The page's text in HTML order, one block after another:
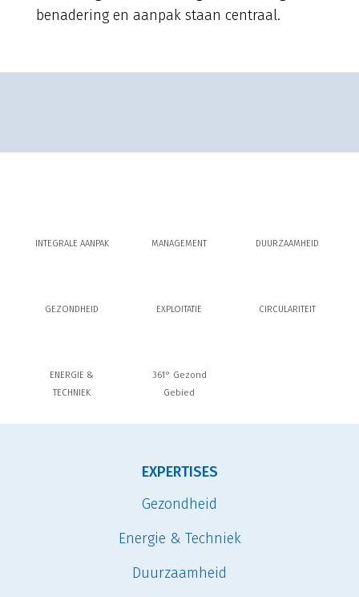
benadering en aanpak staan centraal.
INTEGRALE AANPAK MANAGEMENT DUURZAAMHEID
GEZONDHEID EXPLOITATIE CIRCULARITEIT
ENERGIE &
TECHNIEK
361° Gezond
Gebied
EXPERTISES
Gezondheid
Energie & Techniek
Duurzaamheid